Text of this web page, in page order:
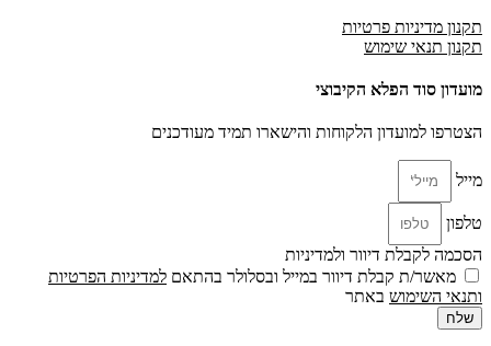
תקנון מדיניות פרטיות
תקנון תנאי שימוש
מועדון סוד הפלא הקיבוצי
הצטרפו למועדון הלקוחות והישארו תמיד מעודכנים
מייל
טלפון
הסכמה לקבלת דיוור ולמדיניות
מאשר/ת קבלת דיוור במייל ובסלולר בהתאם למדיניות הפרטיות
ותנאי השימוש באתר
שלח